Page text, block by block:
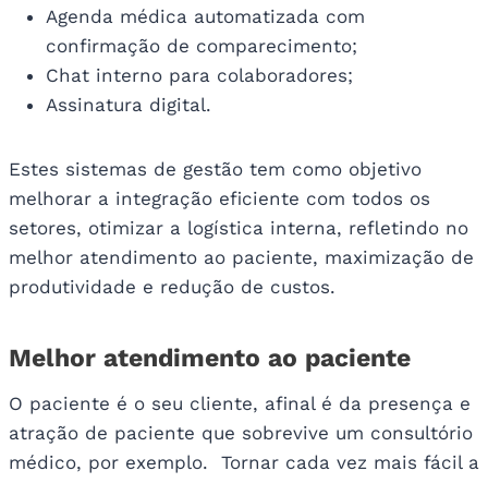
Agenda médica automatizada com
confirmação de comparecimento;
Chat interno para colaboradores;
Assinatura digital.
Estes sistemas de gestão tem como objetivo
melhorar a integração eficiente com todos os
setores, otimizar a logística interna, refletindo no
melhor atendimento ao paciente, maximização de
produtividade e redução de custos.
Melhor atendimento ao paciente
O paciente é o seu cliente, afinal é da presença e
atração de paciente que sobrevive um consultório
médico, por exemplo. Tornar cada vez mais fácil a